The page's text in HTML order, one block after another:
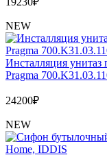
NEW
Инсталляция
Pragma
24200₽
NEW